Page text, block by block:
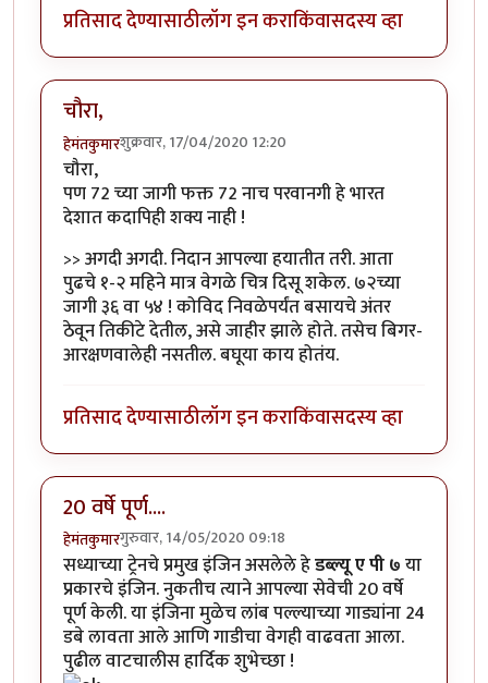
प्रतिसाद देण्यासाठीलॉग इन कराकिंवासदस्य व्हा
चौरा,
हेमंतकुमारशुक्रवार, 17/04/2020 12:20
चौरा,
पण 72 च्या जागी फक्त 72 नाच परवानगी हे भारत
देशात कदापिही शक्य नाही !
>> अगदी अगदी. निदान आपल्या हयातीत तरी. आता
पुढचे १-२ महिने मात्र वेगळे चित्र दिसू शकेल. ७२च्या
जागी ३६ वा ५४ ! कोविद निवळेपर्यंत बसायचे अंतर
ठेवून तिकीटे देतील, असे जाहीर झाले होते. तसेच बिगर-
आरक्षणवालेही नसतील. बघूया काय होतंय.
प्रतिसाद देण्यासाठीलॉग इन कराकिंवासदस्य व्हा
20 वर्षे पूर्ण....
हेमंतकुमारगुरुवार, 14/05/2020 09:18
सध्याच्या ट्रेनचे प्रमुख इंजिन असलेले हेडब्ल्यू ए पी ७या
प्रकारचे इंजिन. नुकतीच त्याने आपल्या सेवेची 20 वर्षे
पूर्ण केली. या इंजिना मुळेच लांब पल्ल्याच्या गाड्यांना 24
डबे लावता आले आणि गाडीचा वेगही वाढवता आला.
पुढील वाटचालीस हार्दिक शुभेच्छा !